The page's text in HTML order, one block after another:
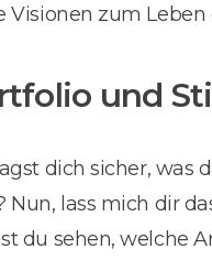
Visionen zum
und
dich sicher, was
Nun, lass mich dir
du sehen, welche